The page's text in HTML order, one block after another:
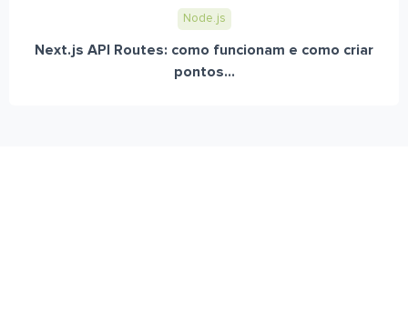
Node.js
Next.js API Routes: como funcionam e como criar
pontos...